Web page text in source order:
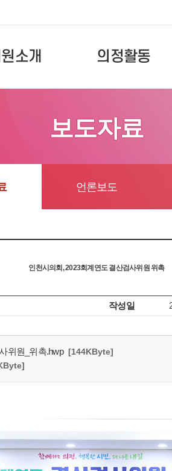
소개 의정활동
보도자료
언론보도
인천시의회, 2023회계연도 결산검사위원 위촉
작성일
위원_위촉.hwp [144KByte]